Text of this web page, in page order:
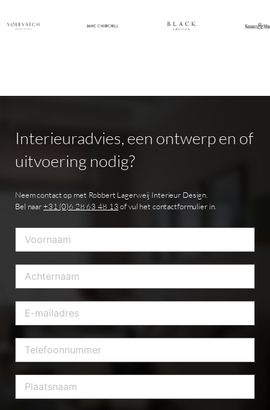
Interieuradvies, een ontwerpen of
uitvoering nodig?
Neem contact op met Robbert Lagerweij Interieur Design.
Bel naar+31 (0)6 28 63 48 13of vul het contactformulier in.